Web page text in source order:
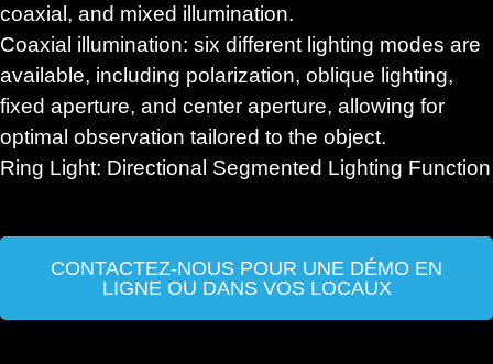
coaxial, and mixed illumination.
Coaxial illumination: six different lighting modes are
available, including polarization, oblique lighting,
fixed aperture, and center aperture, allowing for
optimal observation tailored to the object.
Ring Light: Directional Segmented Lighting Function
CONTACTEZ-NOUS POUR UNE DÉMO EN
LIGNE OU DANS VOS LOCAUX